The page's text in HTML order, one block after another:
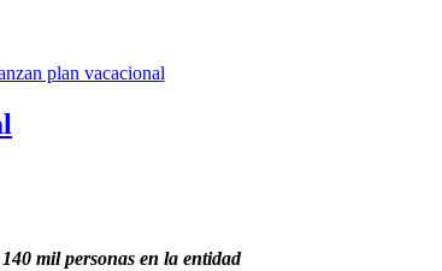
mil personas en la entidad